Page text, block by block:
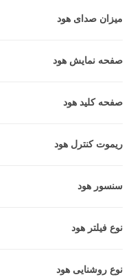
میزان صدای هود
صفحه نمایش هود
صفحه کلید هود
ریموت کنترل هود
سنسور هود
نوع فیلتر هود
نوع روشنایی هود